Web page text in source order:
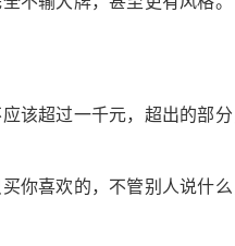
该超过一千元，超出的部
你喜欢的，不管别人说什